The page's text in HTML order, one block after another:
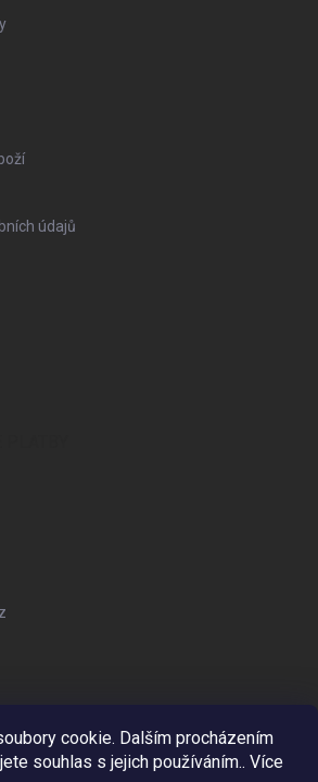
cookie. Dalším procházením
souhlas s jejich používáním.. Více
údajů